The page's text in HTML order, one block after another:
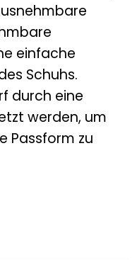
einfache
Schuhs.
durch eine
werden, um
Passform zu